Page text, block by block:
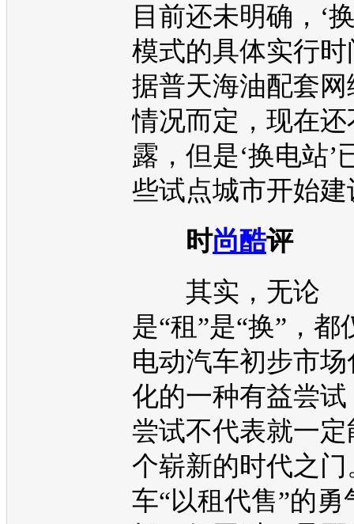
目前还未明确，‘
模式的具体实行
据普天海油配套
情况而定，现在
露，但是‘换电站’
些试点城市开始建
时尚酷评
其实，无论
是“租”是“换”，都
电动汽车初步市
化的一种有益尝
尝试不代表就一
个崭新的时代之门
车“以租代售”的勇